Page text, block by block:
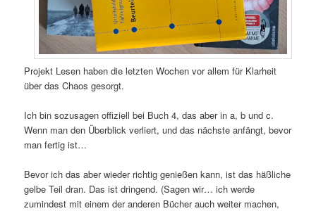
Projekt Lesen haben die letzten Wochen vor allem für Klarheit
über das Chaos gesorgt.
Ich bin sozusagen offiziell bei Buch 4, das aber in a, b und c.
Wenn man den Überblick verliert, und das nächste anfängt, bevor
man fertig ist…
Bevor ich das aber wieder richtig genießen kann, ist das häßliche
gelbe Teil dran. Das ist dringend. (Sagen wir… ich werde
zumindest mit einem der anderen Bücher auch weiter machen,